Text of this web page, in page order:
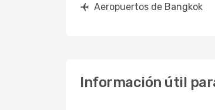
Aeropuertos de Bangkok
Información útil